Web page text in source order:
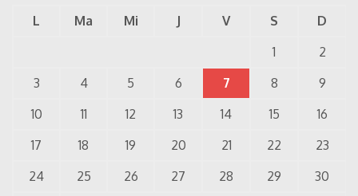
L Ma Mi J V S
D
1
2
3
4 5 6 7 8
9
10
11 12 13 14 15
16
17
18 19 20 21 22
23
24
25 26 27 28 29
30